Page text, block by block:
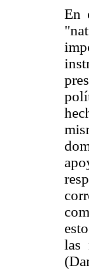
En
las